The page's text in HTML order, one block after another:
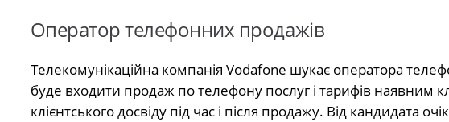
Оператор телефонних продажів
Телекомунікаційна компанія Vodafone шукає оператора
буде входити продаж по телефону послуг і тарифів наявним
клієнтського досвіду під час і після продажу. Від кандидата